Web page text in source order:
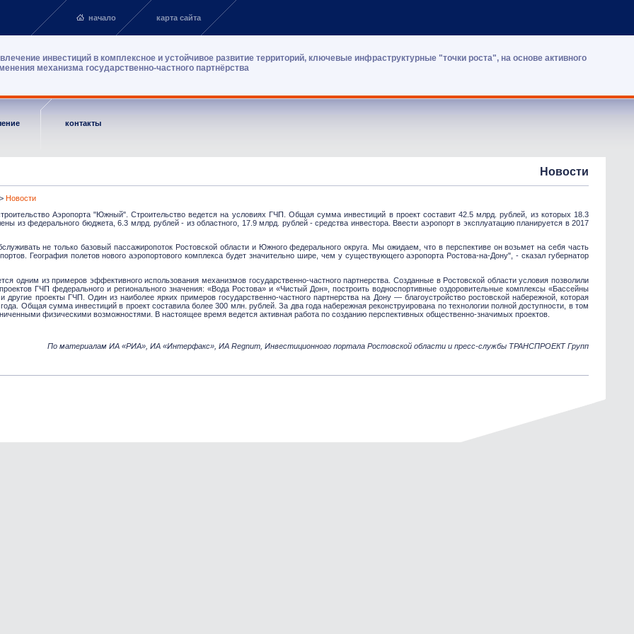
начало карта сайта
инвестиций в комплексное и устойчивое развитие территорий, ключевые инфраструктурные "точки роста", на основе активного
механизма государственно-частного партнёрства
контакты
Новости
> Новости
Аэропорта "Южный". Строительство ведется на условиях ГЧП. Общая сумма инвестиций в проект составит 42.5 млрд. рублей, из которых 18.3
из федерального бюджета, 6.3 млрд. рублей - из областного, 17.9 млрд. рублей - средства инвестора. Ввести аэропорт в эксплуатацию планируется в 2017
не только базовый пассажиропоток Ростовской области и Южного федерального округа. Мы ожидаем, что в перспективе он возьмет на себя часть
География полетов нового аэропортового комплекса будет значительно шире, чем у существующего аэропорта Ростова-на-Дону", - сказал губернатор
одним из примеров эффективного использования механизмов государственно-частного партнерства. Созданные в Ростовской области условия позволили
ГЧП федерального и регионального значения: «Вода Ростова» и «Чистый Дон», построить водноспортивные оздоровительные комплексы «Бассейны
другие проекты ГЧП. Один из наиболее ярких примеров государственно-частного партнерства на Дону — благоустройство ростовской набережной, которая
Общая сумма инвестиций в проект составила более 300 млн. рублей. За два года набережная реконструирована по технологии полной доступности, в том
физическими возможностями. В настоящее время ведется активная работа по созданию перспективных общественно-значимых проектов.
По материалам ИА «РИА», ИА «Интерфакс», ИА Regnum, Инвестиционного портала Ростовской области и пресс-службы ТРАНСПРОЕКТ Групп